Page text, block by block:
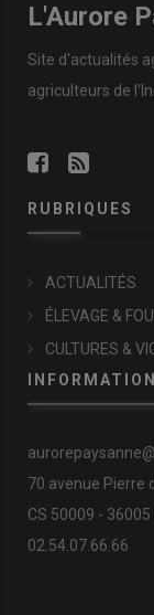
L'Aurore
Site d'actualités
agriculteurs de
RUBRIQUES
ACTUALITÉS
ÉLEVAGE &
CULTURES &
70 avenue Pierre
CS 50009 - 36005
02.54.07.66.66